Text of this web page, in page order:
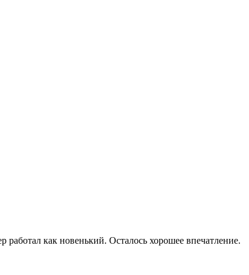
как новенький. Осталось хорошее впечатление.